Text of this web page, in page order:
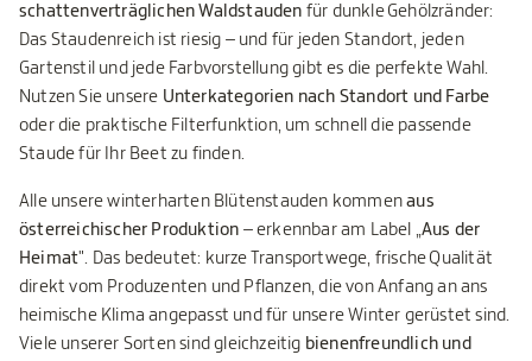
schattenverträglichen Waldstauden für dunkle Gehölzränder:
Das Staudenreich ist riesig – und für jeden Standort, jeden
Gartenstil und jede Farbvorstellung gibt es die perfekte Wahl.
Nutzen Sie unsere Unterkategorien nach Standort und Farbe
oder die praktische Filterfunktion, um schnell die passende
Staude für Ihr Beet zu finden.
Alle unsere winterharten Blütenstauden kommenaus
österreichischer Produktion – erkennbar am Label „Aus der
Heimat". Das bedeutet: kurze Transportwege, frische Qualität
direkt vom Produzenten und Pflanzen, die von Anfang an ans
heimische Klima angepasst und für unsere Winter gerüstet sind.
Viele unserer Sorten sind gleichzeitig bienenfreundlich und